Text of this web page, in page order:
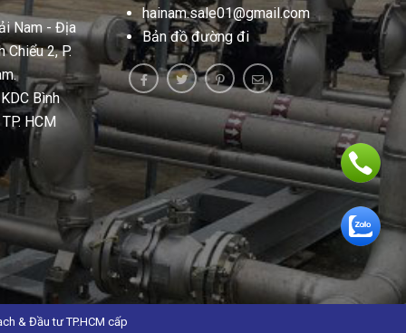
Nam - Địa
Chiểu 2, P.
Bình
HCM
hainam.sale01@gmail.com
Bản đồ đường đi
& Đầu tư TP.HCM cấp